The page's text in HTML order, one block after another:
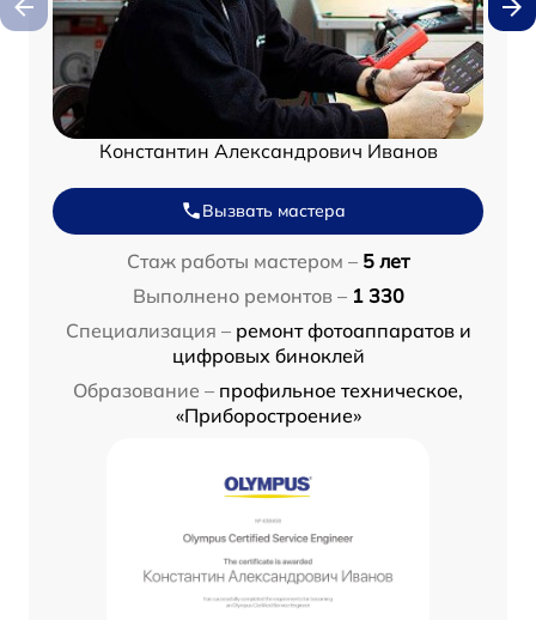
Константин Александрович Иванов
Вызвать мастера
Стаж работы мастером – 5 лет
Выполнено ремонтов – 1 330
Специализация – ремонт фотоаппаратов и
цифровых биноклей
Образование – профильное техническое,
«Приборостроение»